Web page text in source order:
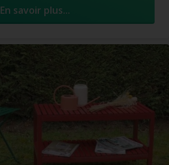
En savoir plus...